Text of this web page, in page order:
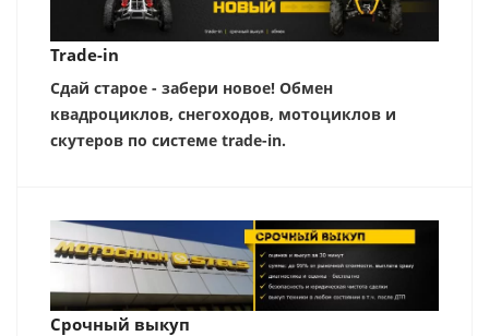
Trade-in
Сдай старое - забери новое! Обмен
квадроциклов, снегоходов, мотоциклов и
скутеров по системе trade-in.
Срочный выкуп